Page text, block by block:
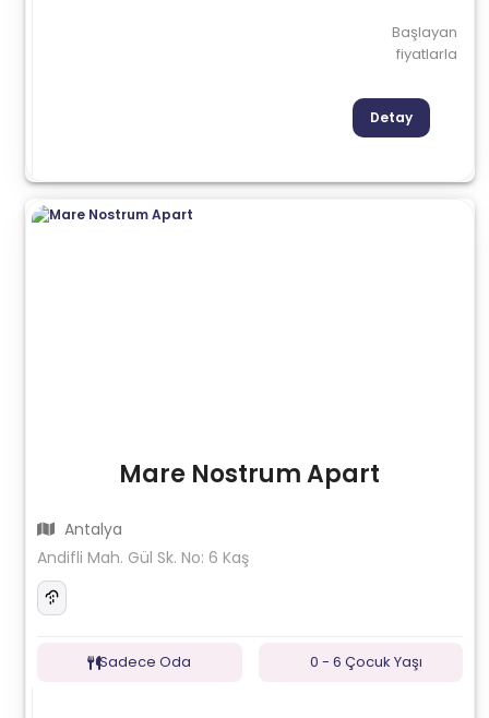
Başlayan
fiyatlarla
Detay
Mare Nostrum Apart
Antalya
Andifli Mah. Gül Sk. No: 6 Kaş
Sadece Oda 0 - 6 Çocuk Yaşı